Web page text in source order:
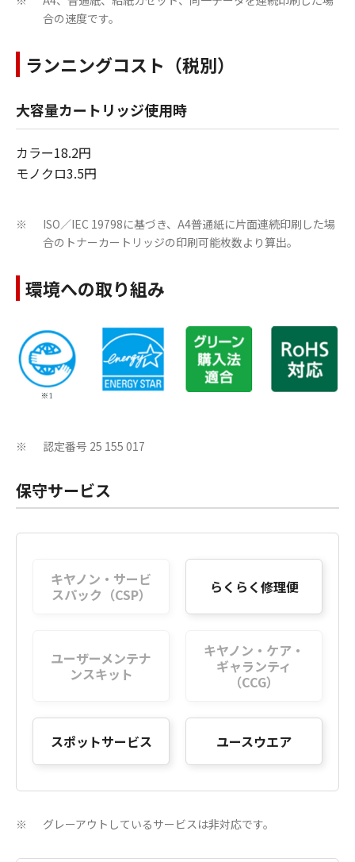
合の速度です。
ランニングコスト（税別）
大容量カートリッジ使用時
カラー18.2円
モノクロ3.5円
※
ISO／IEC 19798に基づき、A4普通紙に片面連続印刷した場
合のトナーカートリッジの印刷可能枚数より算出。
環境への取り組み
※ 認定番号 25 155 017
保守サービス
キヤノン・サービ
スパック（CSP）
らくらく修理便
ユーザーメンテナ
ンスキット
キヤノン・ケア・
ギャランティ
（CCG）
スポットサービス ユースウエア
※ グレーアウトしているサービスは非対応です。